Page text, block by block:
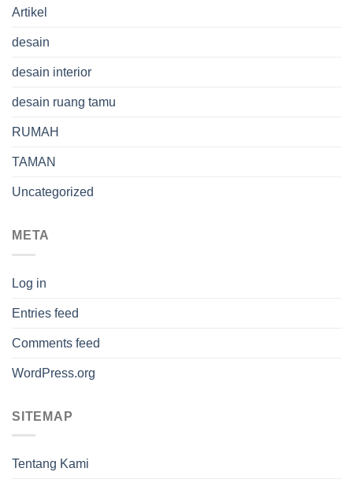
Artikel
desain
desain interior
desain ruang tamu
RUMAH
TAMAN
Uncategorized
META
Log in
Entries feed
Comments feed
WordPress.org
SITEMAP
Tentang Kami